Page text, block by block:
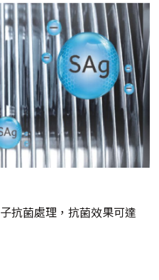
抗菌處理，抗菌效果可達